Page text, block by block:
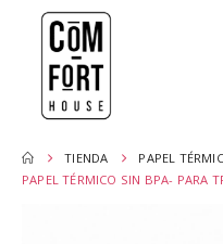
TIENDA
PAPEL
PAPEL TÉRMICO SIN BPA- PARA